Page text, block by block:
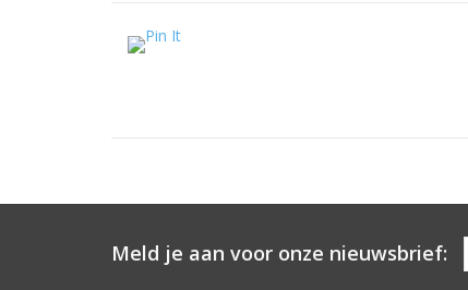
Meld je aan voor onze nieuwsbrief: